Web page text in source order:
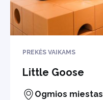
PREKĖS VAIKAMS
Little Goose
Ogmios miestas